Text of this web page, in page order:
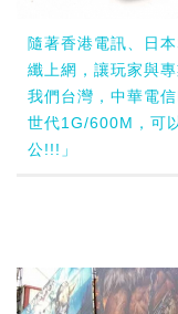
隨著香港電訊、日
纖上網，讓玩家與
我們台灣，中華電
世代1G/600M，可
公!!!」